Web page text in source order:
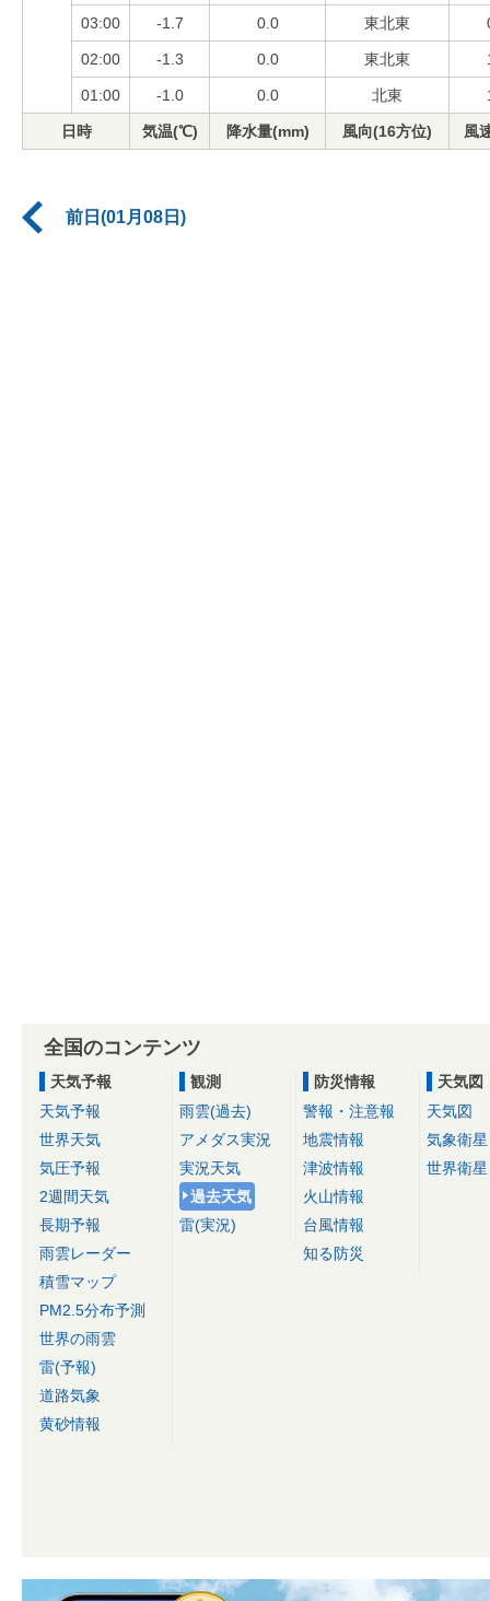
03:00 -1.7 0.0 東北東
02:00 -1.3 0.0 東北東
01:00 -1.0 0.0 北東
日時 気温(℃) 降水量(mm) 風向(16方位) 風
前日(01月08日)
全国のコンテンツ
天気予報
天気予報
世界天気
気圧予報
2週間天気
長期予報
雨雲レーダー
積雪マップ
PM2.5分布予測
世界の雨雲
雷(予報)
道路気象
黄砂情報
観測
雨雲(過去)
アメダス実況
実況天気
過去天気
雷(実況)
防災情報
警報・注意報
地震情報
津波情報
火山情報
台風情報
知る防災
天気図
天気図
気象衛星
世界衛星